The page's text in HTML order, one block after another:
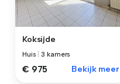
Koksijde
Huis |3 kamers
€ 975 Bekijk meer